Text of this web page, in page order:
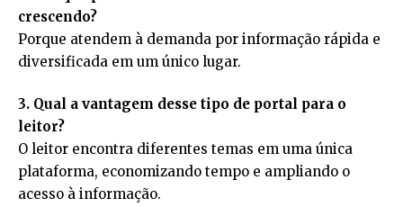
crescendo?
Porque atendem à demanda por informação rápida e
diversificada em um único lugar.
3. Qual a vantagem desse tipo de portal para o
leitor?
O leitor encontra diferentes temas em uma única
plataforma, economizando tempo e ampliando o
acesso à informação.